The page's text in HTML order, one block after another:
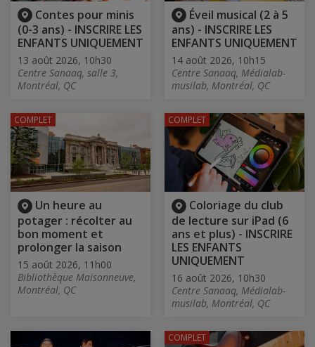
Contes pour minis
(0-3 ans) - INSCRIRE LES
ENFANTS UNIQUEMENT
13 août 2026, 10h30
Centre Sanaaq, salle 3,
Montréal, QC
Éveil musical (2 à 5
ans) - INSCRIRE LES
ENFANTS UNIQUEMENT
14 août 2026, 10h15
Centre Sanaaq, Médialab-
musilab, Montréal, QC
Un heure au
potager : récolter au
bon moment et
prolonger la saison
15 août 2026, 11h00
Bibliothèque Maisonneuve,
Montréal, QC
COMPLET
Coloriage du club
de lecture sur iPad (6
ans et plus) - INSCRIRE
LES ENFANTS
UNIQUEMENT
16 août 2026, 10h30
Centre Sanaaq, Médialab-
musilab, Montréal, QC
COMPLET
COMPLET